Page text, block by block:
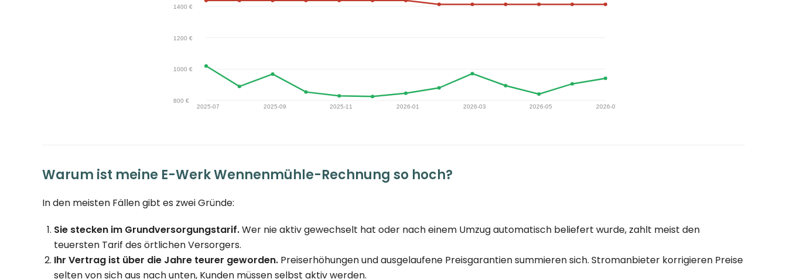
Warum ist meine E-Werk Wennenmühle-Rechnung so hoch?
In den meisten Fällen gibt es zwei Gründe:
Sie stecken im Grundversorgungstarif.Wer nie aktiv gewechselt hat oder nach einem Umzug automatisch beliefert wurde, zahlt meist den
teuersten Tarif des örtlichen Versorgers.
Ihr Vertrag ist über die Jahre teurer geworden. Preiserhöhungen und ausgelaufene Preisgarantien summieren sich. Stromanbieter korrigieren Preise
selten von sich aus nach unten, Kunden müssen selbst aktiv werden.